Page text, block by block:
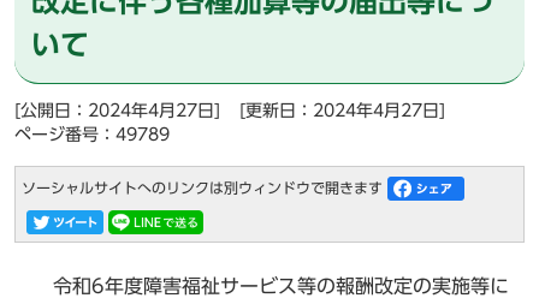
いて
[公開日：2024年4月27日]
[更新日：2024年4月27日]
ページ番号：49789
ソーシャルサイトへのリンクは別ウィンドウで開きます
令和6年度障害福祉サービス等の報酬改定の実施等に